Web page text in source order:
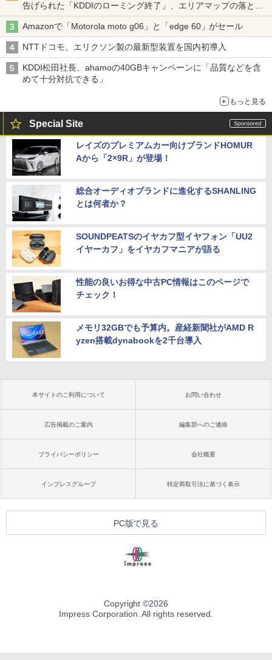
告げられた「KDDIのローミング終了」、エリアマップの落とし
穴と楽天モバイルの課題
Amazonで「Motorola moto g06」と「edge 60」がセール
NTTドコモ、エリクソン製の最新型装置を国内初導入
KDDI松田社長、ahamoの40GBキャンペーンに「品質などを含
めて十分対抗できる」
もっと見る
Special Site
レイズのプレミアムカー向けブランドHOMUR
Aから「2×9R」が登場！
総合オーディオブランドに進化するSHANLING
とは何者か？
SOUNDPEATSのイヤカフ型イヤフォン「UU2
イヤーカフ」をイヤカフマニアが語る
性能の良いお得な中古PC情報はこのページで
チェック！
メモリ32GBでも予算内。産経新聞社がAMD R
yzen搭載dynabookを2千台導入
本サイトのご利用について お問い合わせ
広告掲載のご案内 編集部へのご連絡
プライバシーポリシー 会社概要
インプレスグループ 特定商取引法に基づく表示
PC版で見る
Copyright ©2026
Impress Corporation. All rights reserved.